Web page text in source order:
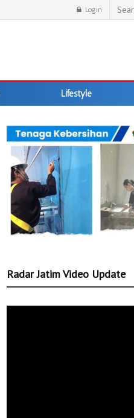
Login
Lifestyle
Radar Jatim Video Update